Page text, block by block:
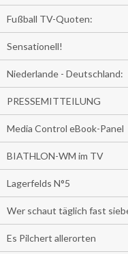
Fußball TV-Quoten:
Sensationell!
Niederlande - Deutschland:
PRESSEMITTEILUNG
Media Control eBook-Panel
BIATHLON-WM im TV
Lagerfelds N°5
Wer schaut täglich fast
Es Pilchert allerorten